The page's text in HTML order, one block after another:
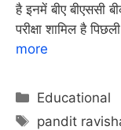
है इनमें बीए बीएससी
परीक्षा शामिल है
more
Categories
Educational
Tags
pandit